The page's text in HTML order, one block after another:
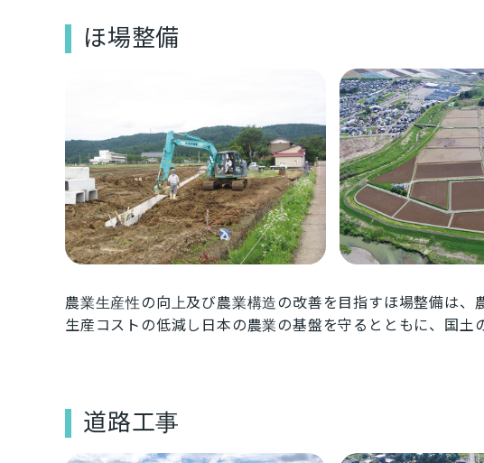
ほ場整備
農業生産性の向上及び農業構造の改善を目指すほ場整備は、
生産コストの低減し日本の農業の基盤を守るとともに、国土
道路工事